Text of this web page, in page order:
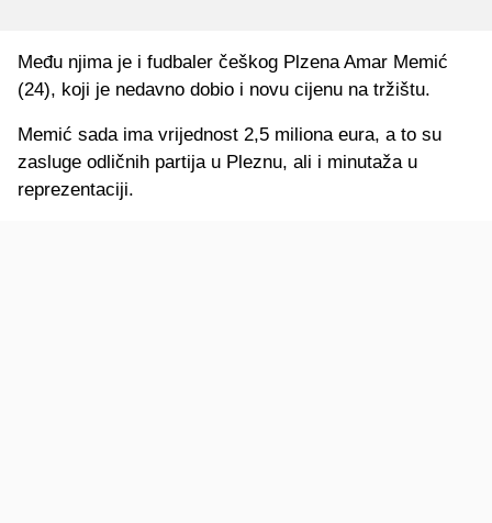
Među njima je i fudbaler češkog Plzena Amar Memić
(24), koji je nedavno dobio i novu cijenu na tržištu.
Memić sada ima vrijednost 2,5 miliona eura, a to su
zasluge odličnih partija u Pleznu, ali i minutaža u
reprezentaciji.